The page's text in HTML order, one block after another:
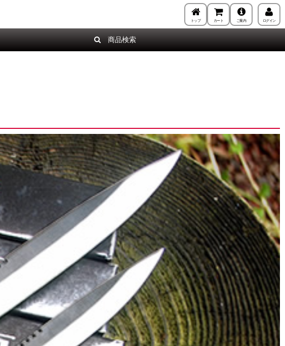
トップ カート ご案内 ログイン
商品検索